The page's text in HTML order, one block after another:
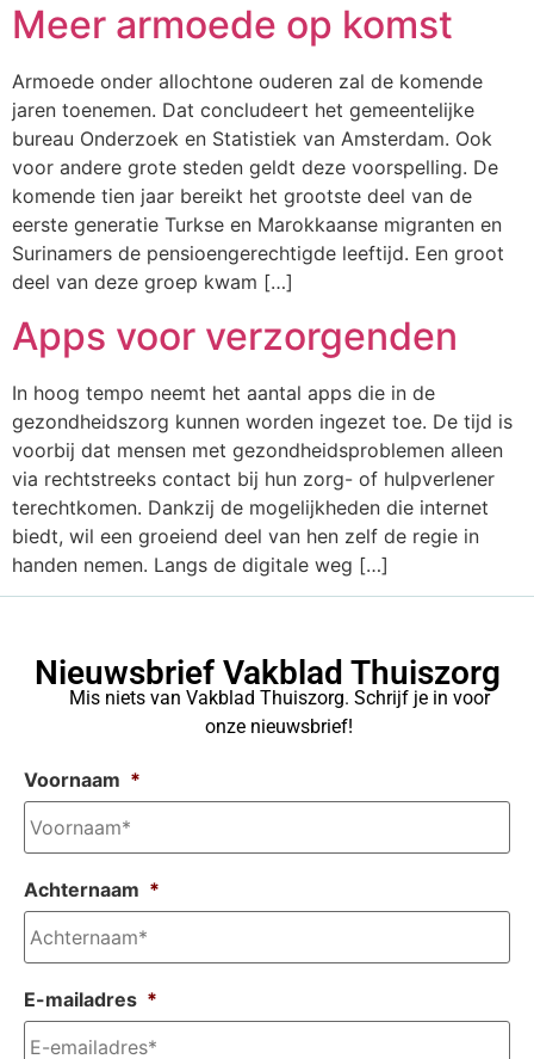
Meer armoede op komst
Armoede onder allochtone ouderen zal de komende
jaren toenemen. Dat concludeert het gemeentelijke
bureau Onderzoek en Statistiek van Amsterdam. Ook
voor andere grote steden geldt deze voorspelling. De
komende tien jaar bereikt het grootste deel van de
eerste generatie Turkse en Marokkaanse migranten en
Surinamers de pensioengerechtigde leeftijd. Een groot
deel van deze groep kwam […]
Apps voor verzorgenden
In hoog tempo neemt het aantal apps die in de
gezondheidszorg kunnen worden ingezet toe. De tijd is
voorbij dat mensen met gezondheidsproblemen alleen
via rechtstreeks contact bij hun zorg- of hulpverlener
terechtkomen. Dankzij de mogelijkheden die internet
biedt, wil een groeiend deel van hen zelf de regie in
handen nemen. Langs de digitale weg […]
Nieuwsbrief Vakblad Thuiszorg
Mis niets van Vakblad Thuiszorg. Schrijf je in voor
onze nieuwsbrief!
Voornaam *
Achternaam *
E-mailadres *